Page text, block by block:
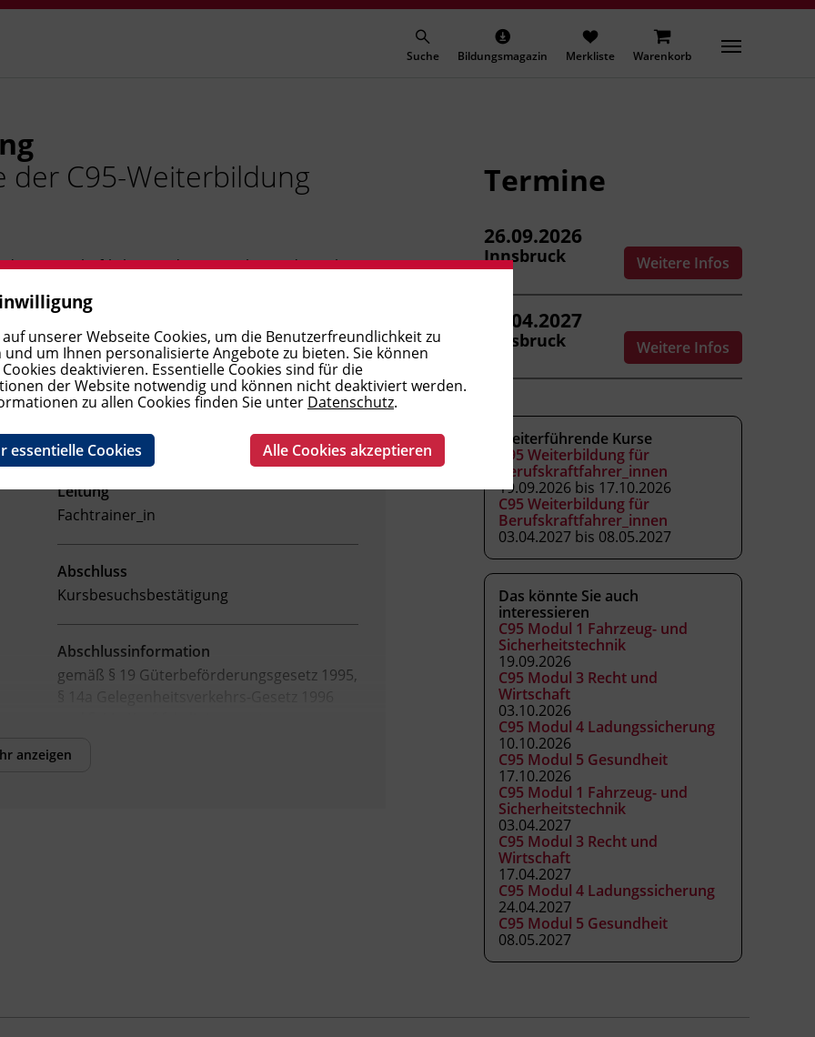
Suche Bildungsmagazin Merkliste Warenkorb
der C95-Weiterbildung
wirtschaftlichen und vorausschauenden Fahren.
Umwelt und Betriebskosten
Leitung
Fachtrainer_in
Abschluss
Kursbesuchsbestätigung
Abschlussinformation
gemäß § 19 Güterbeförderungsgesetz 1995,
§ 14a Gelegenheitsverkehrs-Gesetz 1996
anzeigen
Termine
26.09.2026
Innsbruck Weitere Infos
10.04.2027
Innsbruck Weitere Infos
Weiterführende Kurse
C95 Weiterbildung für
Berufskraftfahrer_innen
19.09.2026 bis 17.10.2026
C95 Weiterbildung für
Berufskraftfahrer_innen
03.04.2027 bis 08.05.2027
Das könnte Sie auch
interessieren
C95 Modul 1 Fahrzeug- und
Sicherheitstechnik
19.09.2026
C95 Modul 3 Recht und
Wirtschaft
03.10.2026
C95 Modul 4 Ladungssicherung
10.10.2026
C95 Modul 5 Gesundheit
17.10.2026
C95 Modul 1 Fahrzeug- und
Sicherheitstechnik
03.04.2027
C95 Modul 3 Recht und
Wirtschaft
17.04.2027
C95 Modul 4 Ladungssicherung
24.04.2027
C95 Modul 5 Gesundheit
08.05.2027
unserer Webseite Cookies, um die Benutzerfreundlichkeit zu
und um Ihnen personalisierte Angebote zu bieten. Sie können
deaktivieren. Essentielle Cookies sind für die
der Website notwendig und können nicht deaktiviert werden.
zu allen Cookies finden Sie unter Datenschutz.
essentielle Cookies Alle Cookies akzeptieren